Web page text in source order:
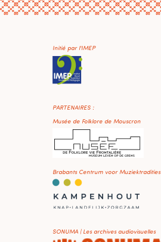
Initié par l'IMEP
PARTENAIRES :
Musée de Folklore de Mouscron
Brabants Centrum voor Muziektradities
SONUMA | Les archives audiovisuelles